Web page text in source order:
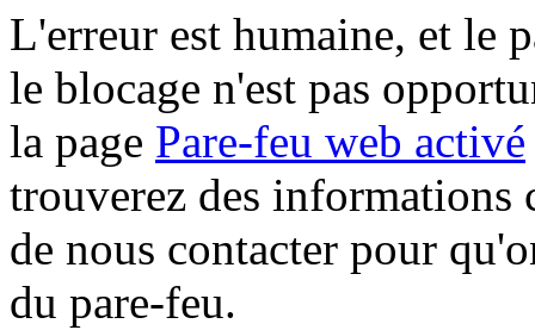
L'erreur est humaine, et le
le blocage n'est pas
la page Pare-feu web activé
trouverez des informations
de nous contacter pour
du pare-feu.